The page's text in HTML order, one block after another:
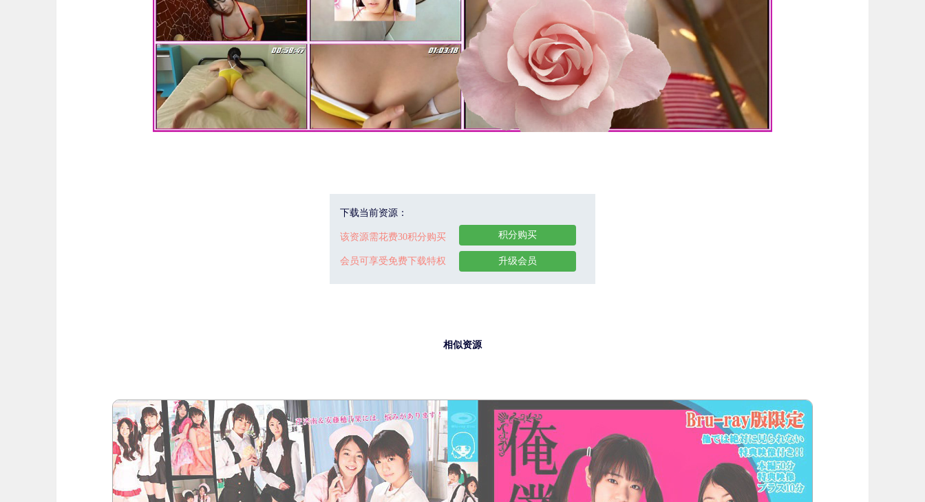
下载当前资源：
该资源需花费30积分购买
会员可享受免费下载特权
积分购买
升级会员
相似资源